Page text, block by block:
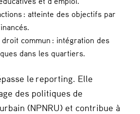
: atteinte des objectifs par
commun : intégration des
dans les quartiers.
le reporting. Elle
des politiques de
(NPNRU) et contribue à